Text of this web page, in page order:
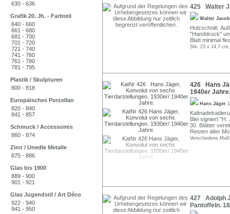
630 - 636
Grafik 20. Jh. - Farbteil
640 - 660
661 - 680
681 - 700
701 - 720
721 - 740
741 - 760
761 - 780
781 - 795
Plastik / Skulpturen
800 - 818
Europäisches Porzellan
820 - 840
841 - 857
Schmuck / Accessoires
860 - 874
Zinn / Unedle Metalle
875 - 886
Glas bis 1900
889 - 900
901 - 921
Glas Jugendstil / Art Déco
922 - 940
941 - 950
425 Walter
Walter
Holzschnitt.
"Handdruck"
Blatt minimal
Stk. 23 x 14,7
426 Hans
1940er Jahre.
Hans Jäger
Blei signiert "H.
30. Blätter
Resten alter
Verschiedene
427 Adolph
Pantoffeln.